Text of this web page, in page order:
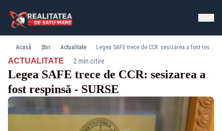
Acasă Știri Actualitate Legea SAFE trece de CCR: sesizarea a fost respinsă - SURSE
ACTUALITATE· 2 min citire
Legea SAFE trece de CCR: sesizarea a
fost respinsă - SURSE